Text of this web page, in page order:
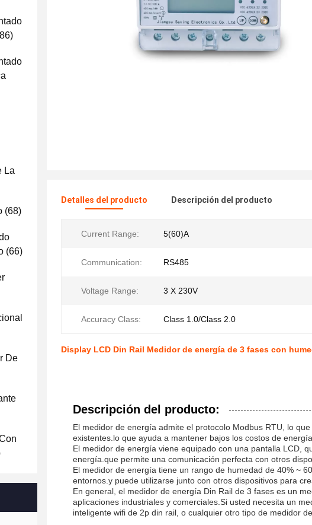
La
(68)
(66)
De
Detalles del producto Descripción del producto
Current Range: 5(60)A
Communication: RS485
Voltage Range: 3 X 230V
Accuracy Class: Class 1.0/Class 2.0
Display LCD Din Rail Medidor de energía de 3 fases con
Descripción del producto:
El medidor de energía admite el protocolo Modbus RTU, lo
existentes.lo que ayuda a mantener bajos los costos de energía.
El medidor de energía viene equipado con una pantalla LCD,
energía.que permite una comunicación perfecta con otros
El medidor de energía tiene un rango de humedad de 40% ~
entornos.y puede utilizarse junto con otros dispositivos para
En general, el medidor de energía Din Rail de 3 fases es un
aplicaciones industriales y comerciales.Si usted necesita un
inteligente wifi de 2p din rail, o cualquier otro tipo de medidor